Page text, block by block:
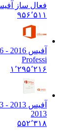
فعال ساز آفیس 2013 - کرک آفیس
۹۵۶٬۵۱۱
آفیس 2016 - 2016 2023
Professi
۱٬۲۹۵٬۲۱۶
آفیس 2013 - 2013 SP1 2023
2013
۵۵۲٬۳۱۸